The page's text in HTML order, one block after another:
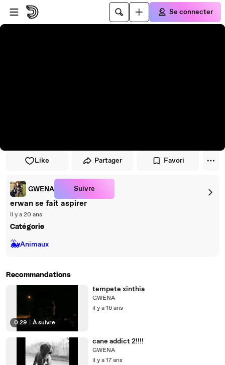
Passer au player
Passer au contenu principal
Se connecter
Like Partager Favori
GWENA Suivre
erwan se fait aspirer
il y a 20 ans
Catégorie
🐳Animaux
Recommandations
0:29 À suivre
tempete xinthia
GWENA
il y a 16 ans
cane addict 2!!!!
GWENA
il y a 17 ans